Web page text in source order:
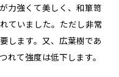
力強くて美しく、和箪笥
ていました。ただし非常
します。又、広葉樹であ
れて強度は低下します。